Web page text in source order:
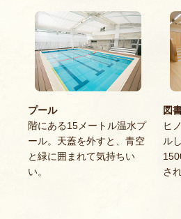
プール
階にある15メートル温水プ
ール。天蓋を外すと、青空
と緑に囲まれて気持ちい
い。
図
ヒ
ル
さ